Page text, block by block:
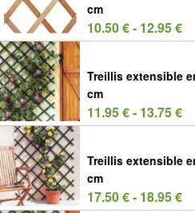
cm
10.50 € - 12.95 €
Treillis extensible
cm
11.95 € - 13.75 €
Treillis extensible
cm
17.50 € - 18.95 €